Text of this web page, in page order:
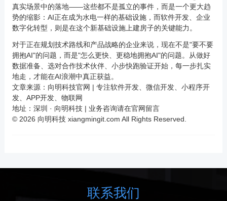
真实场景中的落地——这些都不是孤立的事件，而是一个更大趋
势的缩影：AI正在成为水电一样的基础设施，而软件开发、企业
数字化转型，则是在这个新基础设施上建房子的关键能力。
对于正在规划技术路线和产品战略的企业来说，现在不是"要不要
拥抱AI"的问题，而是"怎么更快、更稳地拥抱AI"的问题。从做好
数据准备、选对合作技术伙伴、小步快跑验证开始，每一步扎实
地走，才能在AI浪潮中真正获益。
文章来源： 向明科技官网 | 专注软件开发、微信开发、小程序开
发、 APP开发、物联网
地址：深圳 · 向明科技 | 业务咨询请在官网留言
© 2026 向明科技 xiangmingit.com All Rights Reserved.
联系我们